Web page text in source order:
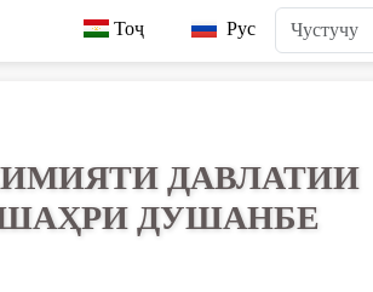
Тоҷ Рус
ДАВЛАТИИ
ДУШАНБЕ